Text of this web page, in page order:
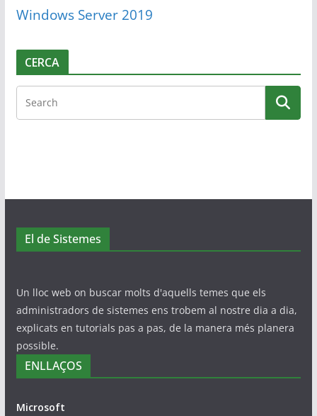
Windows Server 2019
CERCA
El de Sistemes
Un lloc web on buscar molts d'aquells temes que els
administradors de sistemes ens trobem al nostre dia a dia,
explicats en tutorials pas a pas, de la manera més planera
possible.
ENLLAÇOS
Microsoft